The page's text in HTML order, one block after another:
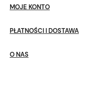
MOJE KONTO
PŁATNOŚCI I DOSTAWA
O NAS